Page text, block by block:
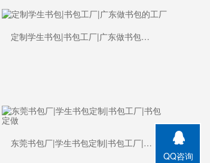
定制学生书包|书包工厂|广东做书包的工厂
东莞书包厂|学生书包定制|书包工厂|书包定做
QQ咨询